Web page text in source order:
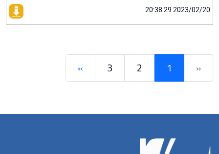
2023/02/20 20:38:29
«
1
2
3
»